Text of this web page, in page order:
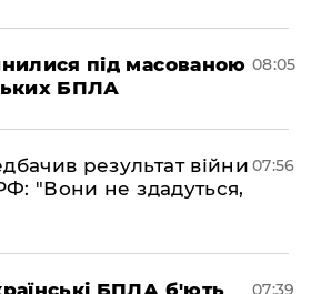
під масованою
БПЛА
08:05
результат війни
"Вони не здадуться,
07:56